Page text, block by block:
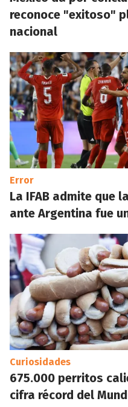
reconoce "exitoso"
nacional
Error
La IFAB admite que
ante Argentina fue
Curiosidades
675.000 perritos
cifra récord del